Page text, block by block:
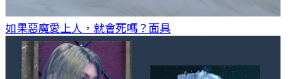
如果惡魔愛上人，就會死嗎？ 面具